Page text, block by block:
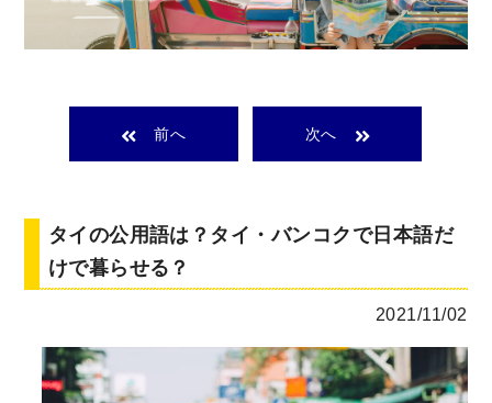
前へ 次へ
タイの公用語は？タイ・バンコクで日本語だ
けで暮らせる？
2021/11/02